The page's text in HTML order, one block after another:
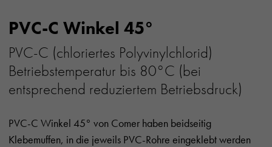
PVC-C Winkel 45°
PVC-C (chloriertes Polyvinylchlorid)
Betriebstemperatur bis 80°C (bei
entsprechend reduziertem Betriebsdruck)
PVC-C Winkel 45° von Comer haben beidseitig
Klebemuffen, in die jeweils PVC-Rohre eingeklebt werden